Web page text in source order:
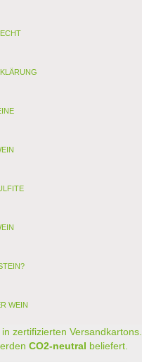
WEIN
in zertifizierten Versandkartons.
CO2-neutral beliefert.